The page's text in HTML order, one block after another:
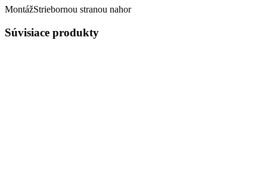
MontážStriebornou stranou nahor
Súvisiace produkty